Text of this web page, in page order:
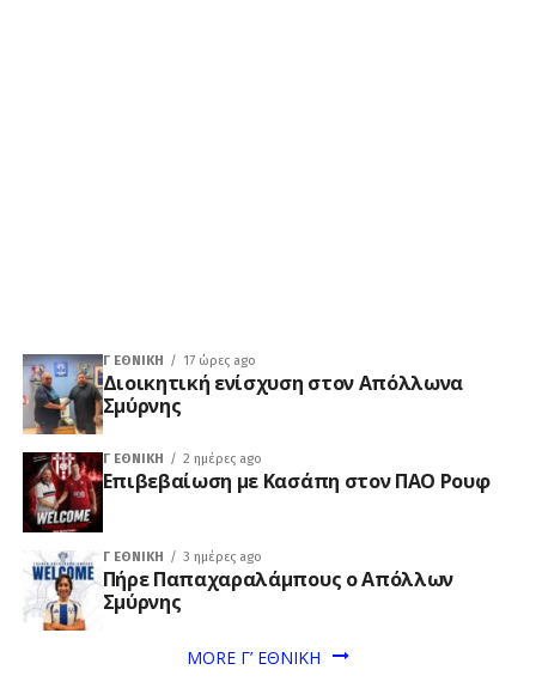
Γ ΕΘΝΙΚΉ 17 ώρες ago
Διοικητική ενίσχυση στον Απόλλωνα
Σμύρνης
Γ ΕΘΝΙΚΉ 2 ημέρες ago
Επιβεβαίωση με Κασάπη στον ΠΑΟ Ρουφ
Γ ΕΘΝΙΚΉ 3 ημέρες ago
Πήρε Παπαχαραλάμπους ο Απόλλων
Σμύρνης
MORE Γ’ ΕΘΝΙΚΗ